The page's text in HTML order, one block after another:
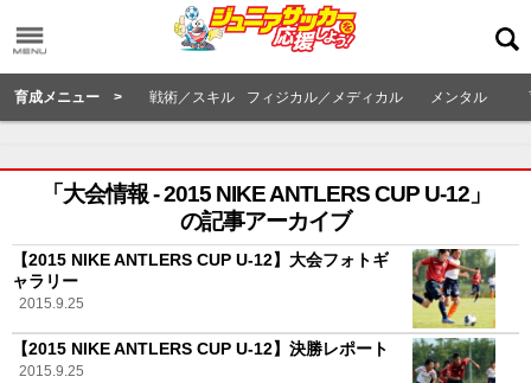
育成メニュー > 戦術／スキル フィジカル／メディカル メンタル
「大会情報 - 2015 NIKE ANTLERS CUP U-12」
の記事アーカイブ
【2015 NIKE ANTLERS CUP U-12】大会フォトギ
ャラリー
2015.9.25
【2015 NIKE ANTLERS CUP U-12】決勝レポート
2015.9.25